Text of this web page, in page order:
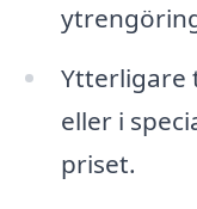
Ytterligare
eller i
priset.